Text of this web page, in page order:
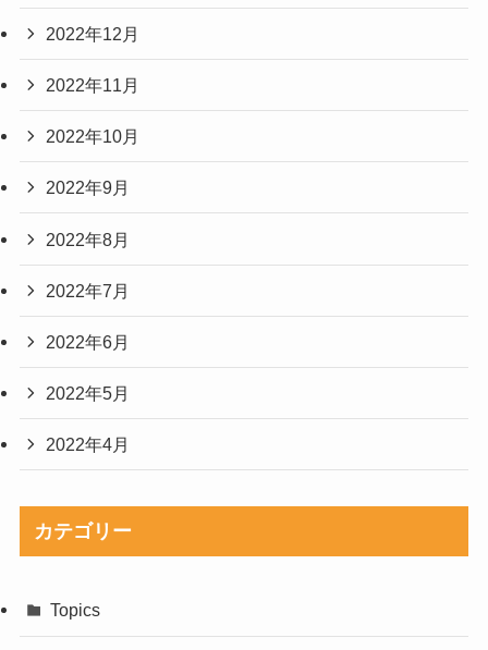
2022年12月
2022年11月
2022年10月
2022年9月
2022年8月
2022年7月
2022年6月
2022年5月
2022年4月
カテゴリー
Topics